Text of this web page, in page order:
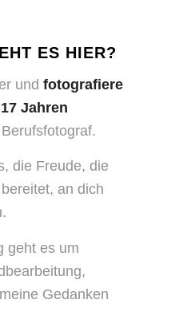
ES HIER?
und fotografiere
Jahren
die Freude, die
an dich
geht es um
Gedanken